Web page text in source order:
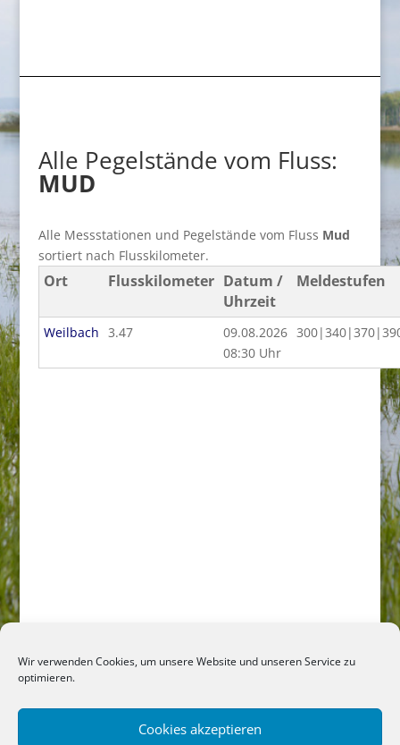
Wir verwenden Cookies, um unsere Website und unseren Service zu
optimieren.
Cookies akzeptieren
Alle Pegelstände vom Fluss:
MUD
Alle Messstationen und Pegelstände vom Fluss Mud
sortiert nach Flusskilometer.
Ort Flusskilometer Datum /
Uhrzeit
Meldestufen
Weilbach 3.47
09.08.2026
08:30 Uhr